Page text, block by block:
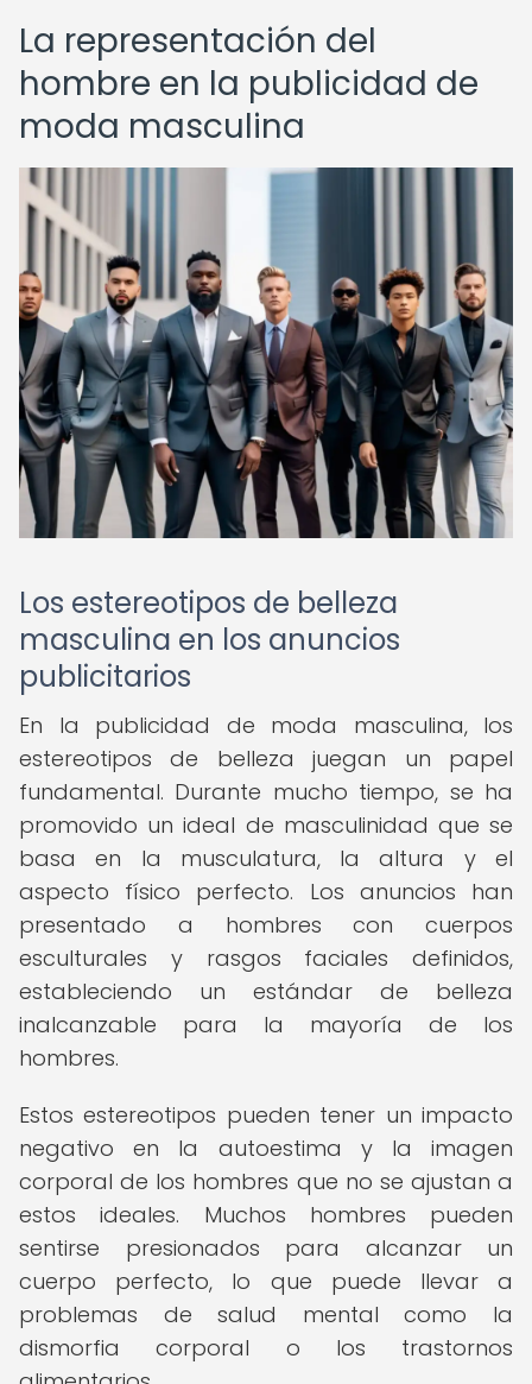
La representación del
hombre en la publicidad de
moda masculina
Los estereotipos de belleza
masculina en los anuncios
publicitarios
En la publicidad de moda masculina, los
estereotipos de belleza juegan un papel
fundamental. Durante mucho tiempo, se ha
promovido un ideal de masculinidad que se
basa en la musculatura, la altura y el
aspecto físico perfecto. Los anuncios han
presentado a hombres con cuerpos
esculturales y rasgos faciales definidos,
estableciendo un estándar de belleza
inalcanzable para la mayoría de los
hombres.
Estos estereotipos pueden tener un impacto
negativo en la autoestima y la imagen
corporal de los hombres que no se ajustan a
estos ideales. Muchos hombres pueden
sentirse presionados para alcanzar un
cuerpo perfecto, lo que puede llevar a
problemas de salud mental como la
dismorfia corporal o los trastornos